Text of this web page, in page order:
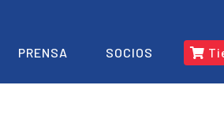
PRENSA SOCIOS